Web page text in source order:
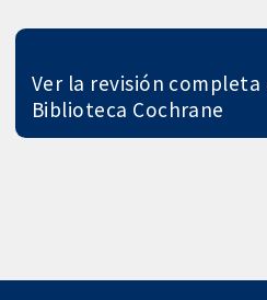
Ver la revisión completa
Biblioteca Cochrane